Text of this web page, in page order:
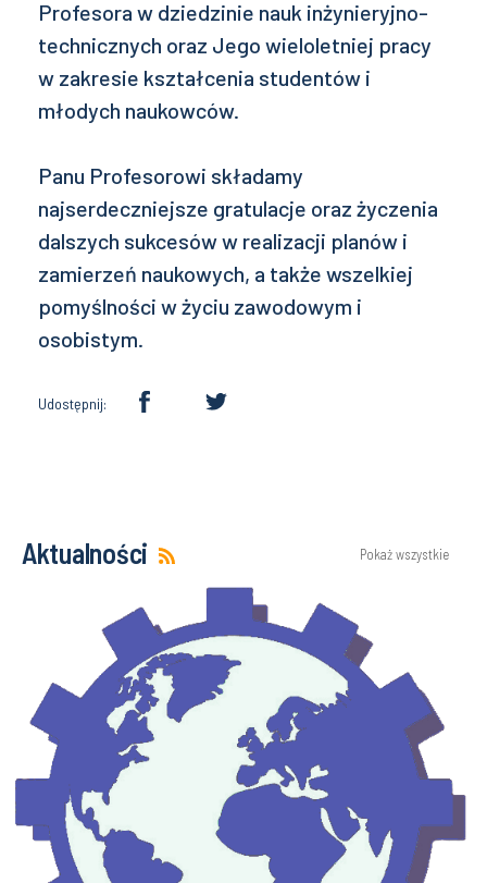
Profesora w dziedzinie nauk inżynieryjno-
technicznych oraz Jego wieloletniej pracy
w zakresie kształcenia studentów i
młodych naukowców.
Panu Profesorowi składamy
najserdeczniejsze gratulacje oraz życzenia
dalszych sukcesów w realizacji planów i
zamierzeń naukowych, a także wszelkiej
pomyślności w życiu zawodowym i
osobistym.
Udostępnij:
Aktualności Pokaż wszystkie